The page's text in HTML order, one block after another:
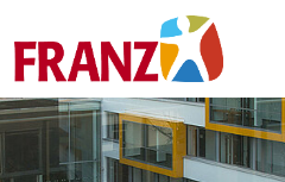
Direkt zur Hauptnavigation springen
Direkt zum Inhalt springen
Zur Unternavigation springen